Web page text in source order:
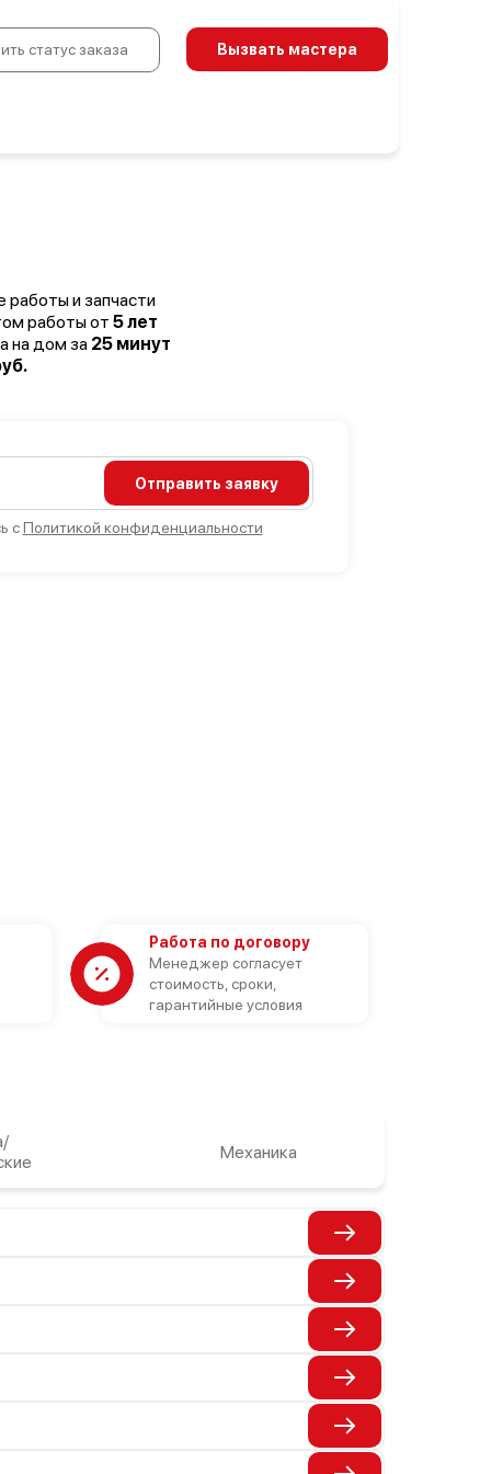
статус заказа Вызвать мастера
работы и запчасти
работы от 5 лет
на дом за 25 минут
Отправить заявку
сПолитикой конфиденциальности
Работа по договору
Менеджер согласует
стоимость, сроки,
гарантийные условия
Механика